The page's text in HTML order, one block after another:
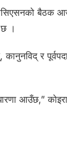
।
र
आउँछ,”